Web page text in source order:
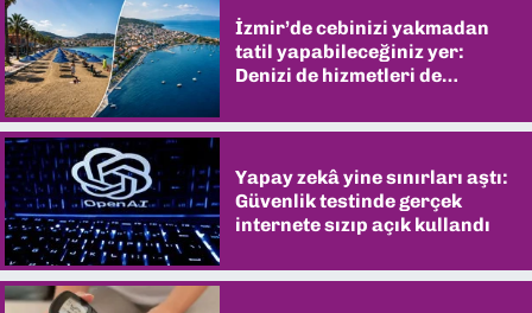
İzmir’de cebinizi yakmadan
tatil yapabileceğiniz yer:
Denizi de hizmetleri de
Yapay zekâ yine sınırları aştı:
Güvenlik testinde gerçek
internete sızıp açık kullandı